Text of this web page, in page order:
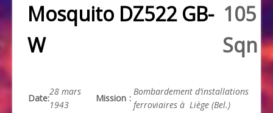
Mosquito DZ522 GB-
W
105
Sqn
Date:
28 mars
1943
Mission :
Bombardement d’installations
ferroviaires à Liège (Bel.)